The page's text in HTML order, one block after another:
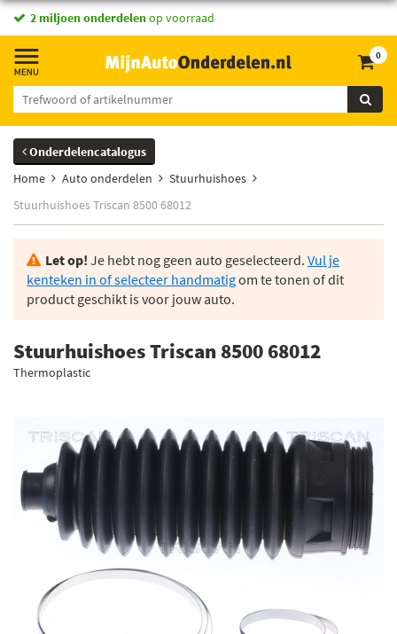
2 miljoen onderdelenop voorraad
0
Onderdelencatalogus
Home
Auto onderdelen
Stuurhuishoes
Stuurhuishoes Triscan 8500 68012
Let op! Je hebt nog geen auto geselecteerd. Vul je
kenteken in of selecteer handmatigom te tonen of dit
product geschikt is voor jouw auto.
Stuurhuishoes Triscan 8500 68012
Thermoplastic